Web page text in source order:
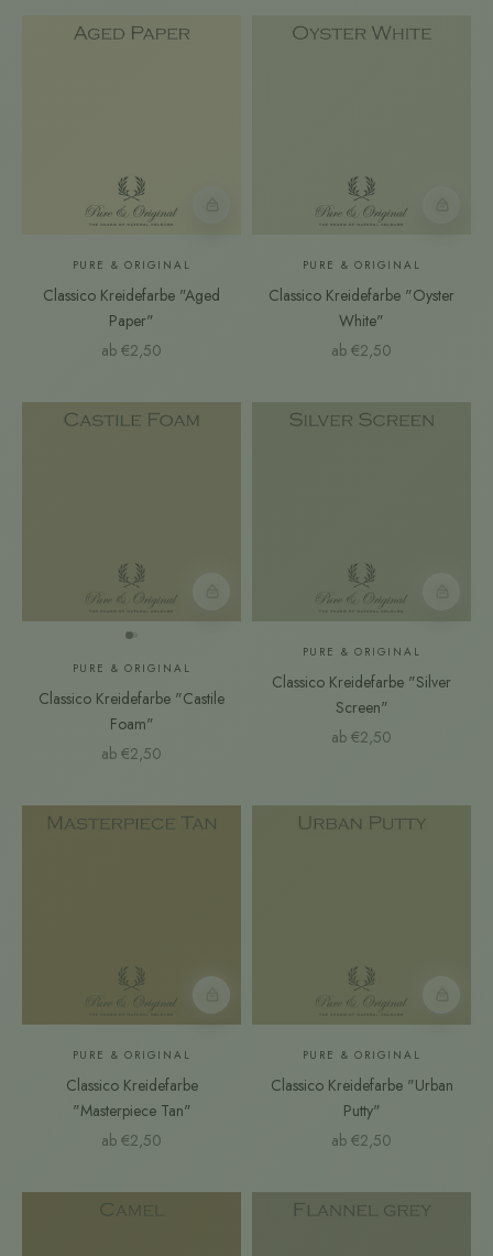
PURE & ORIGINAL
Classico Kreidefarbe "Aged
Paper"
Angebot
ab €2,50
PURE & ORIGINAL
Classico Kreidefarbe "Oyster
White"
Angebot
ab €2,50
PURE & ORIGINAL
Classico Kreidefarbe "Castile
Foam"
Angebot
ab €2,50
PURE & ORIGINAL
Classico Kreidefarbe "Silver
Screen"
Angebot
ab €2,50
Farbmuster
PURE & ORIGINAL
Classico Kreidefarbe
"Masterpiece Tan"
Angebot
ab €2,50
PURE & ORIGINAL
Classico Kreidefarbe "Urban
Putty"
Angebot
ab €2,50